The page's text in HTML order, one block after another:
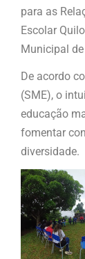
para as
Escolar
Municipal
De acordo
(SME), o
educação
fomentar
diversidade.